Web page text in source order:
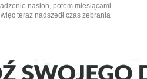
nasion, potem miesiącami
teraz nadszedł czas zebrania